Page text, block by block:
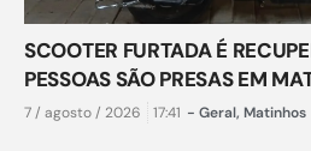
SCOOTER FURTADA É
PESSOAS SÃO PRESAS EM
7 / agosto / 2026 17:41 - Geral, Matinhos